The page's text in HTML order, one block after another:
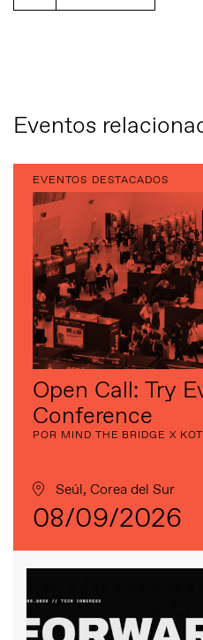
Eventos
EVENTOS DESTACADOS
Open Call: Try
Conference
POR MIND THE BRIDGE X
Seúl, Corea del Sur
08/09/2026